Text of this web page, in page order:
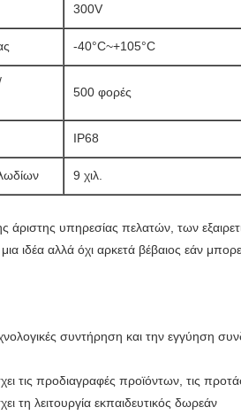
300V
-40°C~+105°C
500 φορές
IP68
9 χιλ.
υπηρεσίας πελατών, των
ιδέα αλλά όχι αρκετά βέβαιος εάν
συντήρηση και την εγγύηση
τις προδιαγραφές προϊόντων, τις
τη λειτουργία εκπαιδευτικός δωρεάν